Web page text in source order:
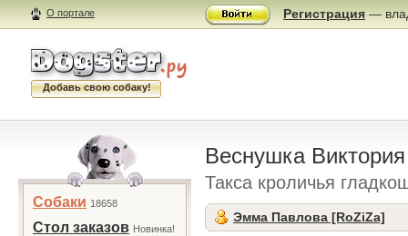
О портале Регистрация —
Добавь свою собаку!
Собаки 18658
Стол заказов Новинка!
Веснушка
Такса кроличья
Эмма Павлова [RoZiZa]